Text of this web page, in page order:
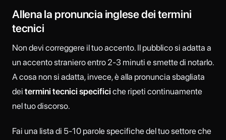
Allena la pronuncia inglese dei termini
tecnici
Non devi correggere il tuo accento. Il pubblico si adatta a
un accento straniero entro 2-3 minuti e smette di notarlo.
A cosa non si adatta, invece, è alla pronuncia sbagliata
dei termini tecnici specifici che ripeti continuamente
nel tuo discorso.
Fai una lista di 5-10 parole specifiche del tuo settore che